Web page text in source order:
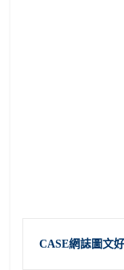
CASE網誌圖文